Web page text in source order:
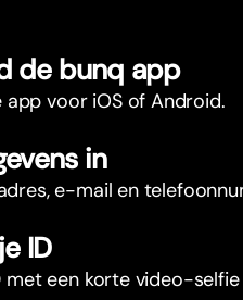
de bunq app
app voor iOS of Android.
in
e-mail en
ID
met een korte video-